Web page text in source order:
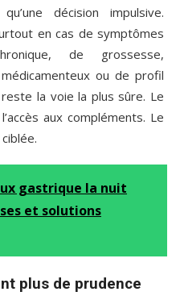
décision impulsive.
en cas de symptômes
de grossesse,
ou de profil
la voie la plus sûre. Le
aux compléments. Le
gastrique la nuit
et solutions
plus de prudence